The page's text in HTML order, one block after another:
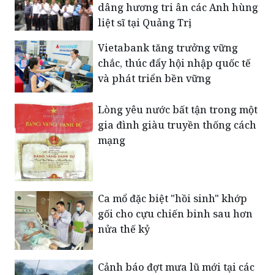
dâng hương tri ân các Anh hùng
liệt sĩ tại Quảng Trị
Vietabank tăng trưởng vững
chắc, thúc đẩy hội nhập quốc tế
và phát triển bền vững
Lòng yêu nước bất tận trong một
gia đình giàu truyền thống cách
mạng
Ca mổ đặc biệt "hồi sinh" khớp
gối cho cựu chiến binh sau hơn
nửa thế kỷ
Cảnh báo đợt mưa lũ mới tại các